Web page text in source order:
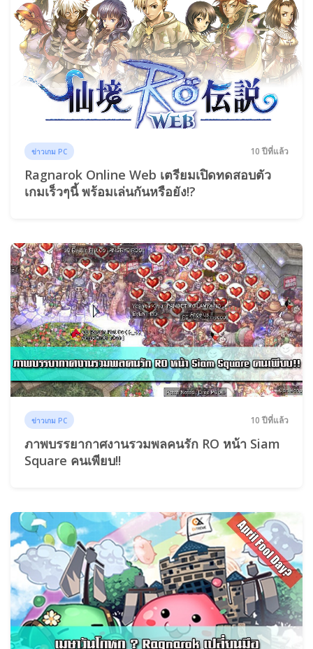
ข่าวเกม PC 10 ปีที่แล้ว
Ragnarok Online Web เตรียมเปิดทดสอบตัว
เกมเร็วๆนี้ พร้อมเล่นกันหรือยัง!?
ข่าวเกม PC 10 ปีที่แล้ว
ภาพบรรยากาศงานรวมพลคนรัก RO หน้า Siam
Square คนเพียบ!!